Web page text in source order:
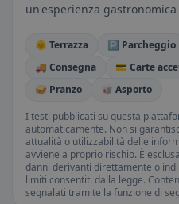
un'esperienza
🌞 Terrazza 🅿️ Parcheggio
🚚 Consegna
💳 Carte
🥪 Pranzo
🥡 Asporto
I testi pubblicati su questa
automaticamente. Non si
attualità o utilizzabilità delle
avviene a proprio rischio. È
danni derivanti direttamente o
limiti consentiti dalla legge.
segnalati tramite la funzione di